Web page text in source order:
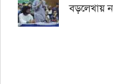
বড়লেখায়